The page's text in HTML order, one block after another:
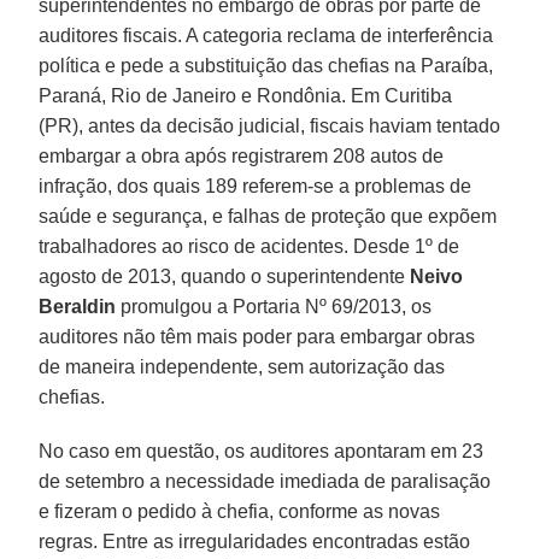
superintendentes no embargo de obras por parte de
auditores fiscais. A categoria reclama de interferência
política e pede a substituição das chefias na Paraíba,
Paraná, Rio de Janeiro e Rondônia. Em Curitiba
(PR), antes da decisão judicial, fiscais haviam tentado
embargar a obra após registrarem 208 autos de
infração, dos quais 189 referem-se a problemas de
saúde e segurança, e falhas de proteção que expõem
trabalhadores ao risco de acidentes. Desde 1º de
agosto de 2013, quando o superintendente Neivo
Beraldin promulgou a Portaria Nº 69/2013, os
auditores não têm mais poder para embargar obras
de maneira independente, sem autorização das
chefias.
No caso em questão, os auditores apontaram em 23
de setembro a necessidade imediada de paralisação
e fizeram o pedido à chefia, conforme as novas
regras. Entre as irregularidades encontradas estão